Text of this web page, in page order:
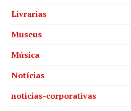
Livrarias
Museus
Música
Notícias
noticias-corporativas